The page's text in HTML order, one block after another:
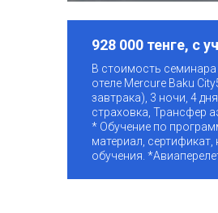
928 000 тенге, с
В стоимость
отеле Mercure Baku
завтрака), 3 ночи, 4
страховка, Трансфер
* Обучение по
материал,
обучения.